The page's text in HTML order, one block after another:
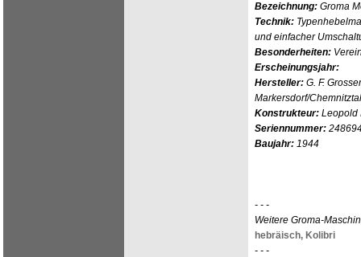
Bezeichnung: Groma
Technik:
und einfacher
Besonderheiten:
Erscheinungsjahr:
Hersteller: G. F.
Markersdorf/Chemnitztal
Konstrukteur: Leopold
Seriennummer:
Baujahr: 1944
- - -
Weitere Groma-
hebräisch, Kolibri
- - -